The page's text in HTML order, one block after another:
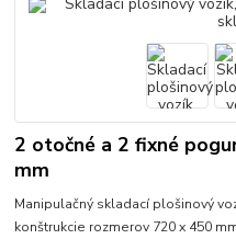
2 otočné a 2 fixné
mm
Manipulačný skladací plošinový
konštrukcie rozmerov 720 x 450